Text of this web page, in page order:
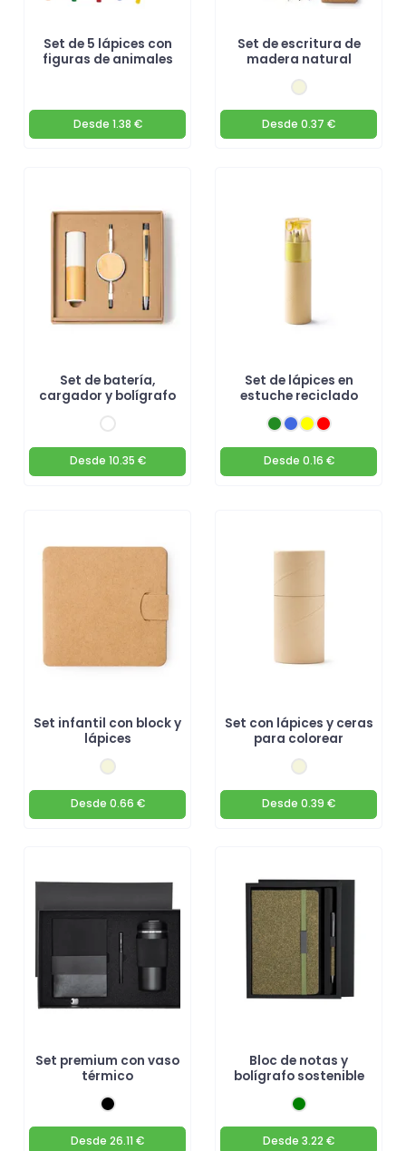
Set de 5 lápices con
figuras de animales
Desde 1.38 €
Set de escritura de
madera natural
Desde 0.37 €
Set de batería,
cargador y bolígrafo
Desde 10.35 €
Set de lápices en
estuche reciclado
Desde 0.16 €
Set infantil con block y
lápices
Desde 0.66 €
Set con lápices y ceras
para colorear
Desde 0.39 €
Set premium con vaso
térmico
Desde 26.11 €
Bloc de notas y
bolígrafo sostenible
Desde 3.22 €